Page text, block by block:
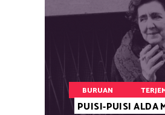
BURUAN
PUISI-PUISI ALDA